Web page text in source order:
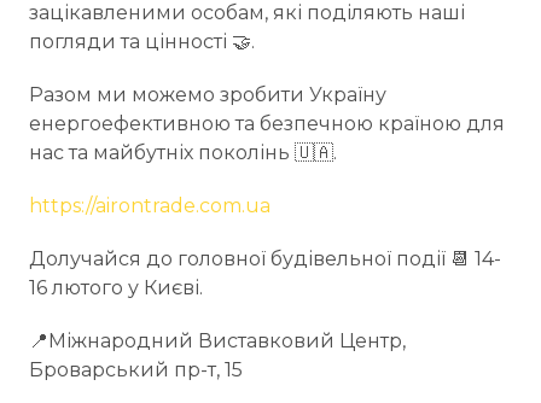
зацікавленими особам, які поділяють наші
погляди та цінності 🤝.
Разом ми можемо зробити Україну
енергоефективною та безпечною країною для
нас та майбутніх поколінь 🇺🇦.
https://airontrade.com.ua
Долучайся до головної будівельної події 📆 14-
16 лютого у Києві.
📍Міжнародний Виставковий Центр,
Броварський пр-т, 15